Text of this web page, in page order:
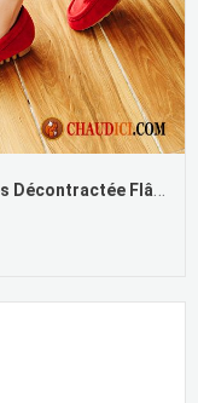
Mocassin Nubuck Femme Femme Plates Décontractée Flâneurs Flats